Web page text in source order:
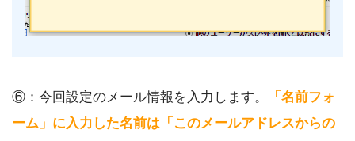
⑥：今回設定のメール情報を入力します。
「名前フォ
ーム」に入力した名前は「このメールアドレスからの